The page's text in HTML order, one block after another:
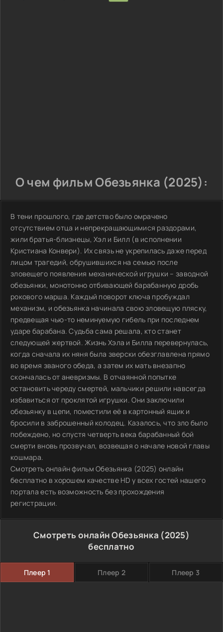
О чем фильм Обезьянка (2025):
В тени прошлого, где детство было омрачено
отсутствием отца и непрекращающимися раздорами,
жили братья-близнецы, Хэл и Билл (в исполнении
Кристиана Конвери). Их связь не укрепилась даже перед
лицом трагедий, обрушившихся на семью после
зловещего появления механической игрушки – заводной
обезьянки, монотонно отбивающей барабанную дробь
рокового марша. Каждый поворот ключа пробуждал
механизм, и обезьянка начинала свою зловещую пляску,
предвещая чью-то неминуемую гибель при последнем
ударе барабана. Судьба сама решала, кто станет
следующей жертвой. Жизнь Хэла и Билла перевернулась,
когда сначала их няня была зверски обезглавлена прямо
во время званого обеда, а затем их мать внезапно
скончалась от аневризмы. В отчаянной попытке
остановить череду смертей, мальчики решили навсегда
избавиться от проклятой игрушки. Они заключили
обезьянку в цепи, поместили её в картонный ящик и
бросили в заброшенный колодец. Казалось, что зло было
побеждено, но спустя четверть века барабанный бой
смерти вновь прозвучал, возвещая о начале новой главы
кошмара.
Смотреть онлайн фильм Обезьянка (2025) онлайн
бесплатно в хорошем качестве HD у всех гостей нашего
портала есть возможность без прохождения
регистрации.
Смотреть онлайн Обезьянка (2025)
бесплатно
Плеер 1 Плеер 2 Плеер 3